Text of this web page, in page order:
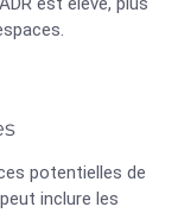
potentielles de
inclure les